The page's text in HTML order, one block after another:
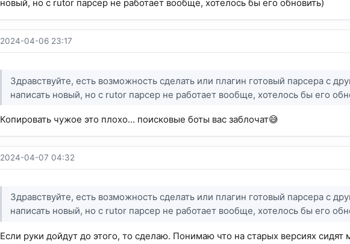
новый, но с rutor парсер не работает вообще, хотелось бы его обновить)
2024-04-06 23:17
Здравствуйте, есть возможность сделать или плагин готовый парсера с
написать новый, но с rutor парсер не работает вообще, хотелось бы его
Копировать чужое это плохо… поисковые боты вас заблочат😅
2024-04-07 04:32
Здравствуйте, есть возможность сделать или плагин готовый парсера с
написать новый, но с rutor парсер не работает вообще, хотелось бы его
Если руки дойдут до этого, то сделаю. Понимаю что на старых версиях